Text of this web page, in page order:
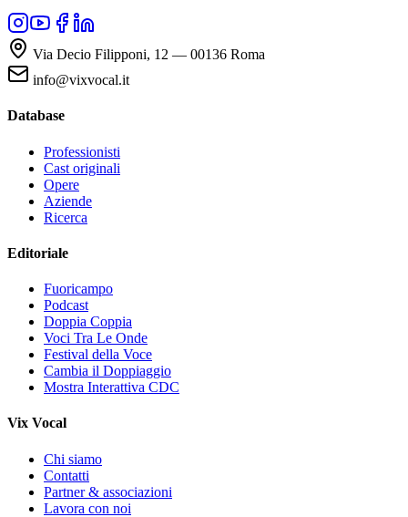
Via Decio Filipponi, 12 — 00136 Roma
info@vixvocal.it
Database
Professionisti
Cast originali
Opere
Aziende
Ricerca
Editoriale
Fuoricampo
Podcast
Doppia Coppia
Voci Tra Le Onde
Festival della Voce
Cambia il Doppiaggio
Mostra Interattiva CDC
Vix Vocal
Chi siamo
Contatti
Partner & associazioni
Lavora con noi